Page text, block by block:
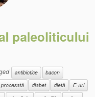
paleoliticului
antibiotice
bacon
diabet dietă
E-uri